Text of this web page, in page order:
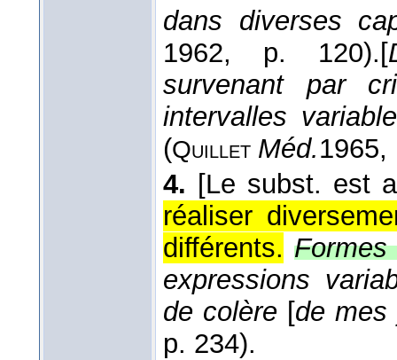
dans diverses
1962, p. 120).[
survenant par
intervalles
(Quillet Méd.1965,
4. [Le subst. est
réaliser
différents. Formes
expressions
de colère [de mes
p. 234).